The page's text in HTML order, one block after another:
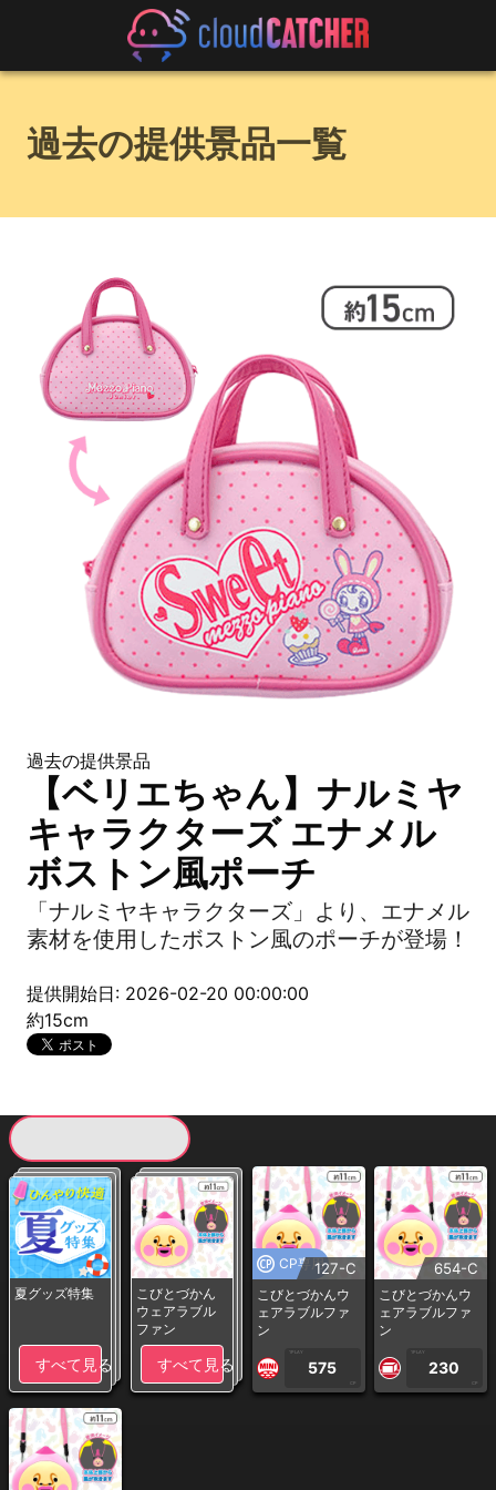
過去の提供景品一覧
過去の提供景品
【ベリエちゃん】ナルミヤ
キャラクターズ エナメル
ボストン風ポーチ
「ナルミヤキャラクターズ」より、エナメル
素材を使用したボストン風のポーチが登場！
提供開始日: 2026-02-20 00:00:00
約15cm
夏グッズ特集
すべて見る
こびとづかん
ウェアラブル
ファン
すべて見る
CP専用127-C
こびとづかんウ
ェアラブルファ
ン
1PLAY
575
CP
654-C
こびとづかんウ
ェアラブルファ
ン
1PLAY
230
CP